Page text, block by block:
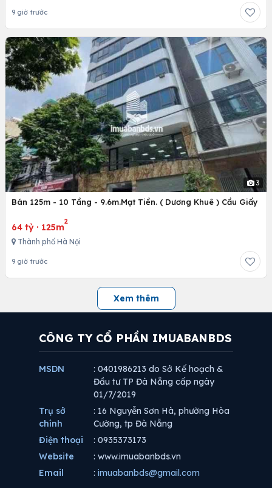
9 giờ trước
3
Bán 125m - 10 Tầng - 9.6m.Mạt Tiền. ( Dương Khuê ) Cầu Giấy
64 tỷ · 125m
2
Thành phố Hà Nội
9 giờ trước
Xem thêm
CÔNG TY CỔ PHẦN IMUABANBDS
MSDN
: 0401986213 do Sở Kế hoạch &
Đầu tư TP Đà Nẵng cấp ngày
01/7/2019
Trụ sở
chính
: 16 Nguyễn Sơn Hà, phường Hòa
Cường, tp Đà Nẵng
Điện thoại
: 0935373173
Website
: www.imuabanbds.vn
Email
: imuabanbds@gmail.com